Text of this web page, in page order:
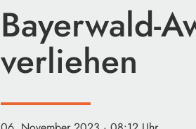
Bayerwald-
verliehen